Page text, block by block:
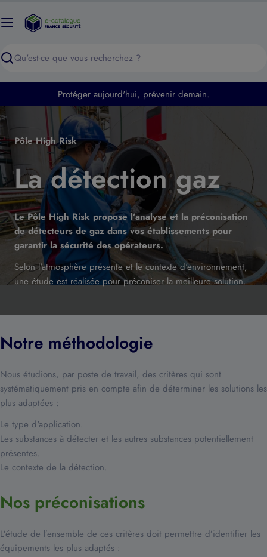
au
Recherche
Protéger aujourd'hui, prévenir demain.
Pôle High Risk
La détection gaz
Le Pôle High Risk propose l’analyse et la préconisation
de détecteurs de gaz dans vos établissements pour
garantir la sécurité des opérateurs.
Selon l'atmosphère présente et le contexte d'environnement,
une étude est réalisée pour préconiser la meilleure solution.
Notre méthodologie
Nous étudions, par poste de travail, des critères qui sont
systématiquement pris en compte afin de déterminer les solutions les
plus adaptées :
Le type d'application.
Les substances à détecter et les autres substances potentiellement
présentes.
Le contexte de la détection.
Nos préconisations
L’étude de l’ensemble de ces critères doit permettre d’identifier les
équipements les plus adaptés :